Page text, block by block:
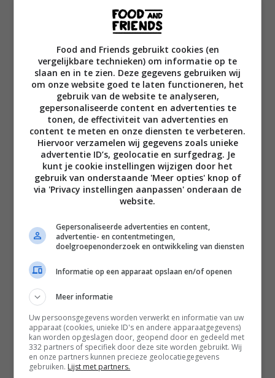
maken pasta
13,50
BESTEL NU
Jamie’s kleine
keukenbieb – We
maken pizza
13,50
BESTEL NU
Best of BBQ
Snacks
16,99
BESTEL NU
Showing all 7 results
Food and Friends gebruikt cookies (en
vergelijkbare technieken) om informatie op te
slaan en in te zien. Deze gegevens gebruiken wij
om onze website goed te laten functioneren, het
gebruik van de website te analyseren,
gepersonaliseerde content en advertenties te
tonen, de effectiviteit van advertenties en
content te meten en onze diensten te verbeteren.
Hiervoor verzamelen wij gegevens zoals unieke
advertentie ID’s, geolocatie en surfgedrag. Je
kunt je cookie instellingen wijzigen door het
gebruik van onderstaande 'Meer opties' knop of
via 'Privacy instellingen aanpassen' onderaan de
website.
Gepersonaliseerde advertenties en content,
advertentie- en contentmetingen,
doelgroepenonderzoek en ontwikkeling van diensten
Informatie op een apparaat opslaan en/of openen
Meer informatie
Uw persoonsgegevens worden verwerkt en informatie van uw
apparaat (cookies, unieke ID's en andere apparaatgegevens)
kan worden opgeslagen door, geopend door en gedeeld met
332 partners of specifiek door deze site worden gebruikt. Wij
en onze partners kunnen precieze geolocatiegegevens
gebruiken. Lijst met partners.